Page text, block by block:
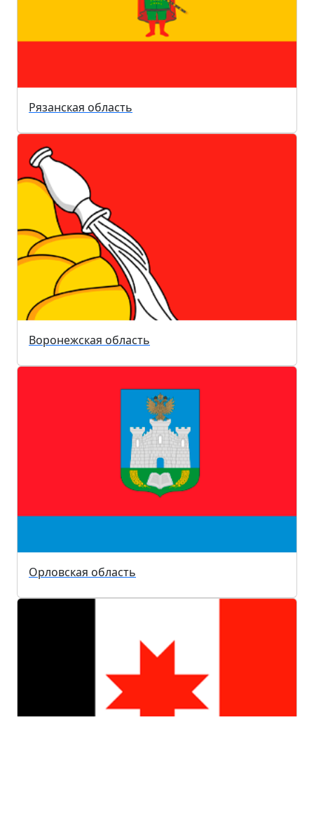
Рязанская область
Воронежская область
Орловская область